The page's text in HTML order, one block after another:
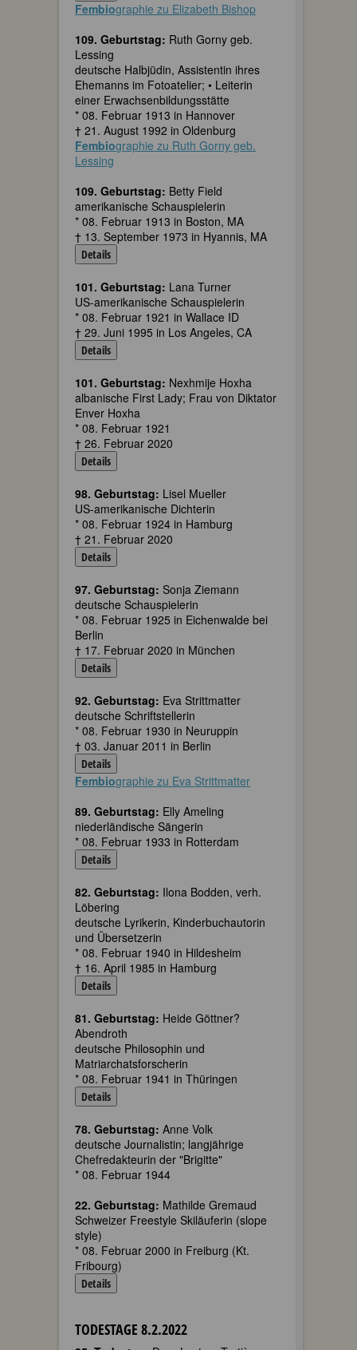
Fembiographie zu Elizabeth Bishop
109. Geburtstag: Ruth Gorny geb.
Lessing
deutsche Halbjüdin, Assistentin ihres
Ehemanns im Fotoatelier; • Leiterin
einer Erwachsenbildungsstätte
* 08. Februar 1913 in Hannover
† 21. August 1992 in Oldenburg
Fembiographie zu Ruth Gorny geb.
Lessing
109. Geburtstag: Betty Field
amerikanische Schauspielerin
* 08. Februar 1913 in Boston, MA
† 13. September 1973 in Hyannis, MA
Details
101. Geburtstag: Lana Turner
US-amerikanische Schauspielerin
* 08. Februar 1921 in Wallace ID
† 29. Juni 1995 in Los Angeles, CA
Details
101. Geburtstag: Nexhmije Hoxha
albanische First Lady; Frau von Diktator
Enver Hoxha
* 08. Februar 1921
† 26. Februar 2020
Details
98. Geburtstag: Lisel Mueller
US-amerikanische Dichterin
* 08. Februar 1924 in Hamburg
† 21. Februar 2020
Details
97. Geburtstag: Sonja Ziemann
deutsche Schauspielerin
* 08. Februar 1925 in Eichenwalde bei
Berlin
† 17. Februar 2020 in München
Details
92. Geburtstag: Eva Strittmatter
deutsche Schriftstellerin
* 08. Februar 1930 in Neuruppin
† 03. Januar 2011 in Berlin
Details
Fembiographie zu Eva Strittmatter
89. Geburtstag: Elly Ameling
niederländische Sängerin
* 08. Februar 1933 in Rotterdam
Details
82. Geburtstag: Ilona Bodden, verh.
Löbering
deutsche Lyrikerin, Kinderbuchautorin
und Übersetzerin
* 08. Februar 1940 in Hildesheim
† 16. April 1985 in Hamburg
Details
81. Geburtstag: Heide Göttner?
Abendroth
deutsche Philosophin und
Matriarchatsforscherin
* 08. Februar 1941 in Thüringen
Details
78. Geburtstag: Anne Volk
deutsche Journalistin; langjährige
Chefredakteurin der "Brigitte"
* 08. Februar 1944
22. Geburtstag: Mathilde Gremaud
Schweizer Freestyle Skiläuferin (slope
style)
* 08. Februar 2000 in Freiburg (Kt.
Fribourg)
Details
TODESTAGE 8.2.2022